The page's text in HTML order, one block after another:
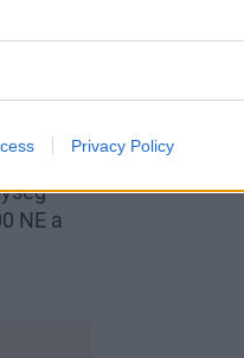
Privacy Policy
NE a